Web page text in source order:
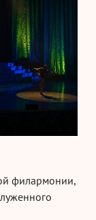
филармонии,